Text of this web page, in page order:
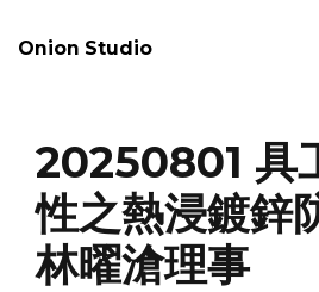
Onion Studio
20250801 具
性之熱浸鍍鋅
林曜滄理事